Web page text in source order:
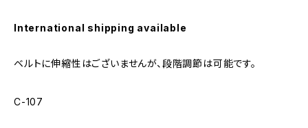
International shipping available
ベルトに伸縮性はございませんが、段階調節は可能です。
C-107